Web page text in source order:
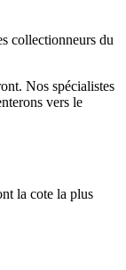
collectionneurs du
Nos spécialistes
vers le
la cote la plus